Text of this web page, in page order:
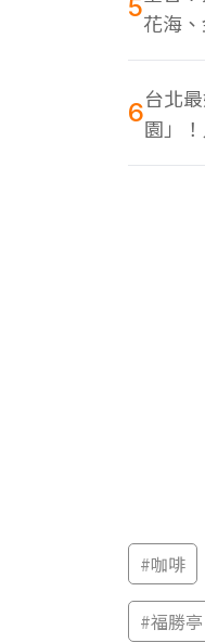
5花海
同框
6台北
園」
幕
#咖啡
#福勝亭